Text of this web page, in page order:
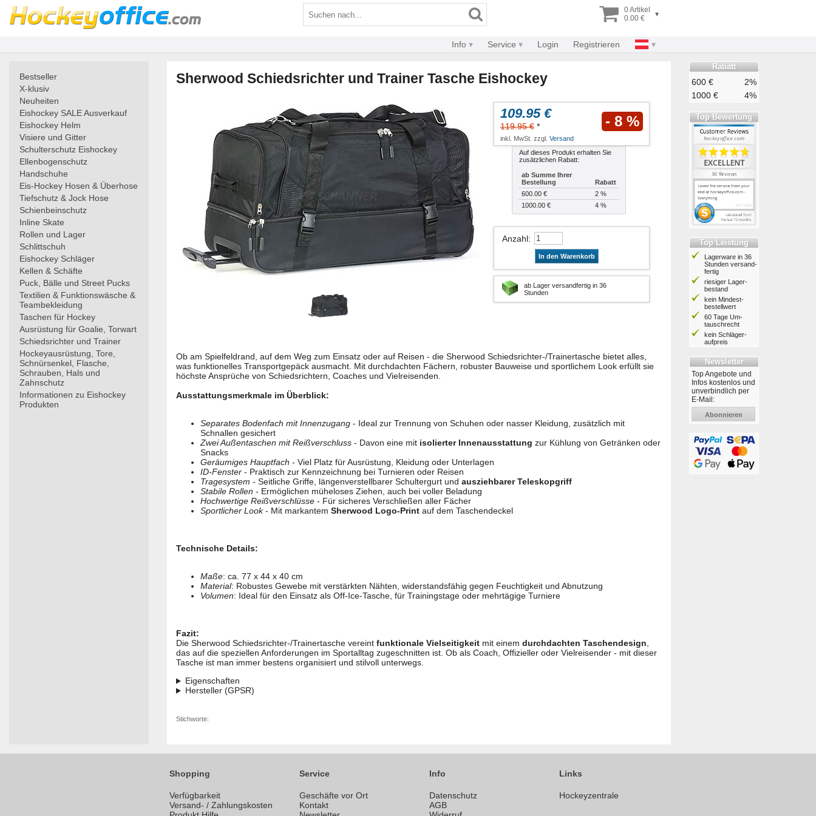
0 Artikel
0.00 €
▾
Info Service Login Registrieren
Bestseller
X-klusiv
Neuheiten
Eishockey SALE Ausverkauf
Eishockey Helm
Visiere und Gitter
Schulterschutz Eishockey
Ellenbogenschutz
Handschuhe
Eis-Hockey Hosen & Überhose
Tiefschutz & Jock Hose
Schienbeinschutz
Inline Skate
Rollen und Lager
Schlittschuh
Eishockey Schläger
Kellen & Schäfte
Puck, Bälle und Street Pucks
Textilien & Funktionswäsche &
Teambekleidung
Taschen für Hockey
Ausrüstung für Goalie, Torwart
Schiedsrichter und Trainer
Hockeyausrüstung, Tore,
Schnürsenkel, Flasche,
Schrauben, Hals und
Zahnschutz
Informationen zu Eishockey
Produkten
Sherwood Schiedsrichter und Trainer Tasche Eishockey
109.95 €
119.95 € * - 8 %
inkl. MwSt. zzgl. Versand
Auf dieses Produkt erhalten Sie
zusätzlichen Rabatt:
ab Summe Ihrer
Bestellung
Rabatt
600.00 €
2 %
1000.00 €
4 %
Anzahl:
In den Warenkorb
ab Lager versandfertig in 36
Stunden
Ob am Spielfeldrand, auf dem Weg zum Einsatz oder auf Reisen - die Sherwood Schiedsrichter-/Trainertasche bietet alles,
was funktionelles Transportgepäck ausmacht. Mit durchdachten Fächern, robuster Bauweise und sportlichem Look erfüllt sie
höchste Ansprüche von Schiedsrichtern, Coaches und Vielreisenden.
Ausstattungsmerkmale im Überblick:
Separates Bodenfach mit Innenzugang - Ideal zur Trennung von Schuhen oder nasser Kleidung, zusätzlich mit
Schnallen gesichert
Zwei Außentaschen mit Reißverschluss - Davon eine mit isolierter Innenausstattung zur Kühlung von Getränken oder
Snacks
Geräumiges Hauptfach - Viel Platz für Ausrüstung, Kleidung oder Unterlagen
ID-Fenster - Praktisch zur Kennzeichnung bei Turnieren oder Reisen
Tragesystem - Seitliche Griffe, längenverstellbarer Schultergurt und ausziehbarer Teleskopgriff
Stabile Rollen - Ermöglichen müheloses Ziehen, auch bei voller Beladung
Hochwertige Reißverschlüsse - Für sicheres Verschließen aller Fächer
Sportlicher Look- Mit markantem Sherwood Logo-Print auf dem Taschendeckel
Technische Details:
Maße: ca. 77 x 44 x 40 cm
Material: Robustes Gewebe mit verstärkten Nähten, widerstandsfähig gegen Feuchtigkeit und Abnutzung
Volumen: Ideal für den Einsatz als Off-Ice-Tasche, für Trainingstage oder mehrtägige Turniere
Fazit:
Die Sherwood Schiedsrichter-/Trainertasche vereint funktionale Vielseitigkeit mit einem durchdachten Taschendesign,
das auf die speziellen Anforderungen im Sportalltag zugeschnitten ist. Ob als Coach, Offizieller oder Vielreisender - mit dieser
Tasche ist man immer bestens organisiert und stilvoll unterwegs.
Eigenschaften
Hersteller (GPSR)
Stichworte:
Rabatt
600 €
2%
1000 €
4%
Top Bewertung
Top Leistung
Lagerware in 36
Stunden ver­sand­
fertig
riesiger Lager­
bestand
kein Mindest­
bestell­wert
60 Tage Um­
tausch­recht
kein Schläger­
aufpreis
Newsletter
Top Angebote und
Infos kostenlos und
unverbindlich per
E-Mail:
Abonnieren
Shopping
Verfügbarkeit
Versand- / Zahlungskosten
Service
Geschäfte vor Ort
Kontakt
Info
Datenschutz
AGB
Links
Hockeyzentrale